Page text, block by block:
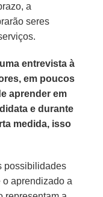
a
seres
entrevista à
em poucos
aprender em
e durante
medida, isso
possibilidades
o aprendizado a